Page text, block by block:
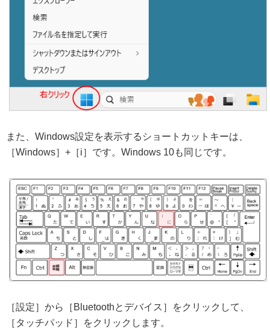
また、Windows設定を表示するショートカットキーは、
［Windows］+［i］です。Windows 10も同じです。
［設定］から［Bluetoothとデバイス］をクリックして、
［タッチパッド］をクリックします。